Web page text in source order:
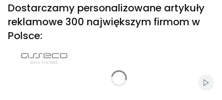
Dostarczamy personalizowane artykuły
reklamowe 300 największym firmom w
Polsce: